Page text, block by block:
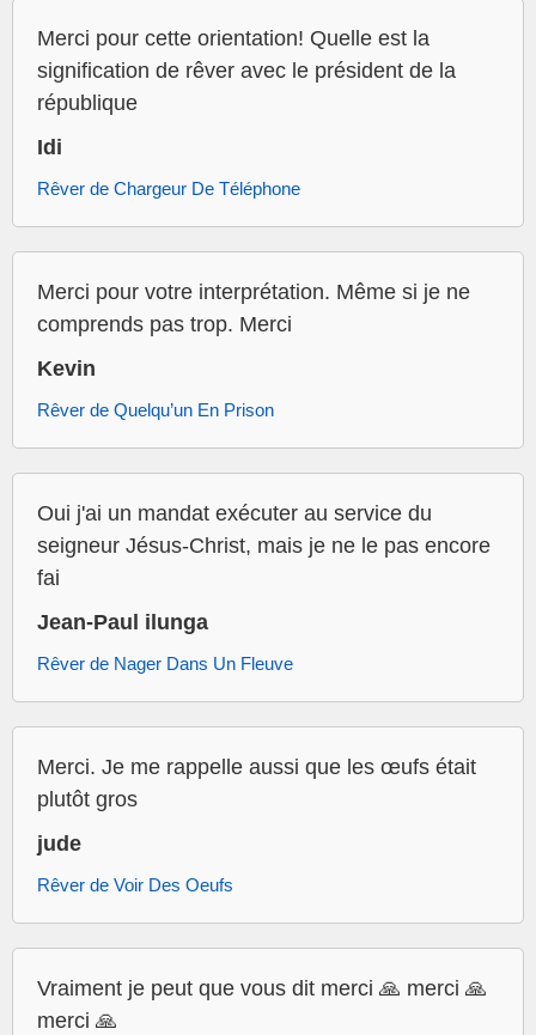
Merci pour cette orientation! Quelle est la
signification de rêver avec le président de la
république
Idi
Rêver de Chargeur De Téléphone
Merci pour votre interprétation. Même si je ne
comprends pas trop. Merci
Kevin
Rêver de Quelqu’un En Prison
Oui j'ai un mandat exécuter au service du
seigneur Jésus-Christ, mais je ne le pas encore
fai
Jean-Paul ilunga
Rêver de Nager Dans Un Fleuve
Merci. Je me rappelle aussi que les œufs était
plutôt gros
jude
Rêver de Voir Des Oeufs
Vraiment je peut que vous dit merci 🙏 merci 🙏
merci 🙏